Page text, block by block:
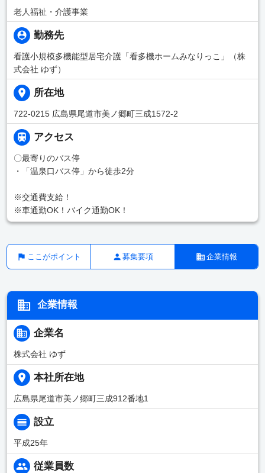
老人福祉・介護事業
勤務先
看護小規模多機能型居宅介護「看多機ホームみなりっこ」（株
式会社 ゆず）
所在地
722-0215 広島県尾道市美ノ郷町三成1572-2
アクセス
〇最寄りのバス停
・「温泉口バス停」から徒歩2分
※交通費支給！
※車通勤OK！バイク通勤OK！
ここがポイント 募集要項 企業情報
企業情報
企業名
株式会社 ゆず
本社所在地
広島県尾道市美ノ郷町三成912番地1
設立
平成25年
従業員数